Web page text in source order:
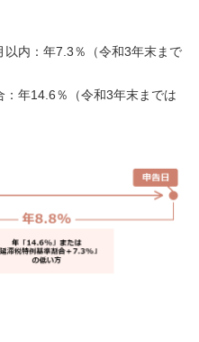
以内：年7.3％（令和3年末まで
：年14.6％（令和3年末までは